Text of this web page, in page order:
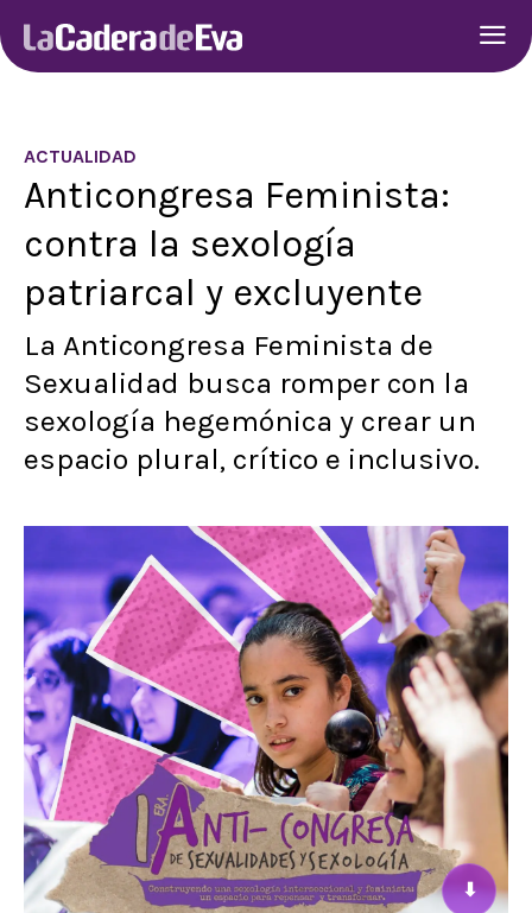
ACTUALIDAD
Anticongresa Feminista:
contra la sexología
patriarcal y excluyente
La Anticongresa Feminista de
Sexualidad busca romper con la
sexología hegemónica y crear un
espacio plural, crítico e inclusivo.
⬇